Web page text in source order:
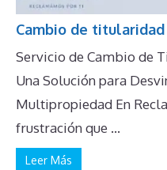
Cambio de titularidad
Servicio de Cambio de
Una Solución para
Multipropiedad En
frustración que ...
Leer Más